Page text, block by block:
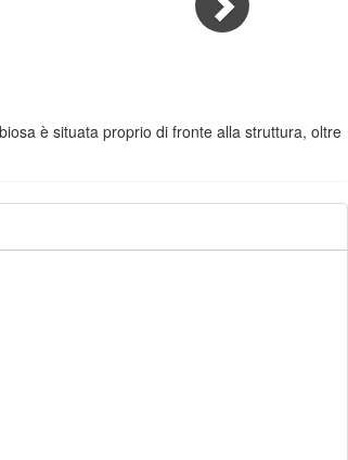
è situata proprio di fronte alla struttura, oltre